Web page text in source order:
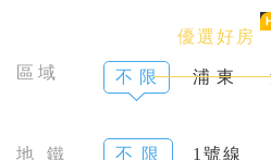
優選好房
區域 不 限 浦 東
地 鐵 不 限 1號線